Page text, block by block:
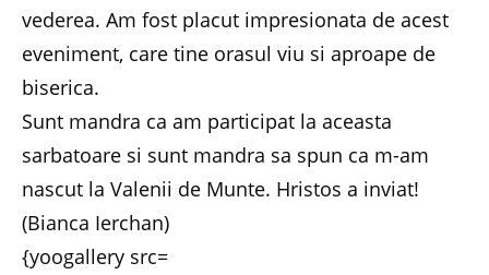
vederea. Am fost placut impresionata de acest
eveniment, care tine orasul viu si aproape de
biserica.
Sunt mandra ca am participat la aceasta
sarbatoare si sunt mandra sa spun ca m-am
nascut la Valenii de Munte. Hristos a inviat!
(Bianca Ierchan)
{yoogallery src=